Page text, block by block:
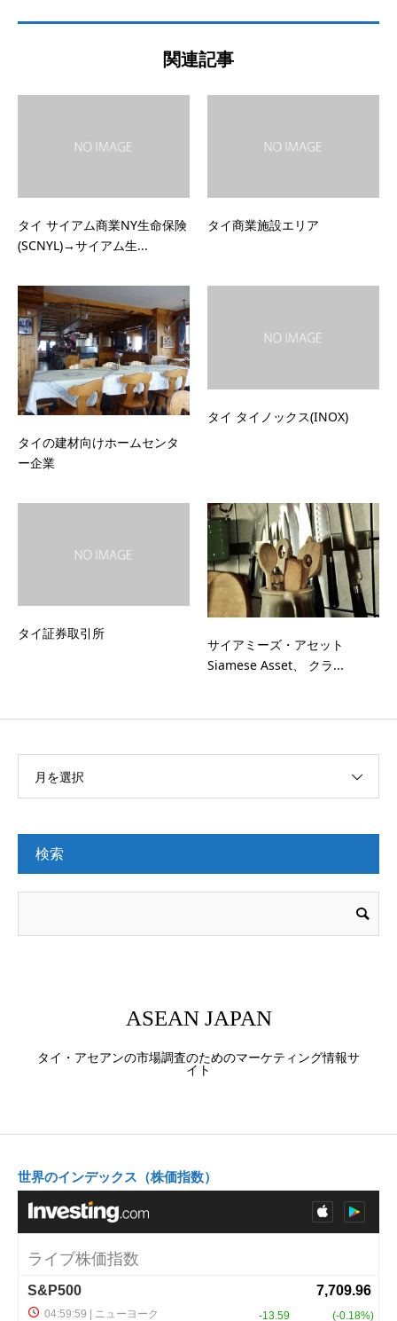
関連記事
タイ サイアム商業NY生命保険
(SCNYL)→サイアム生...
タイ商業施設エリア
タイの建材向けホームセンタ
ー企業
タイ タイノックス(INOX)
タイ証券取引所
サイアミーズ・アセット
Siamese Asset、 クラ...
月を選択
検索
ASEAN JAPAN
タイ・アセアンの市場調査のためのマーケティング情報サ
イト
世界のインデックス（株価指数）